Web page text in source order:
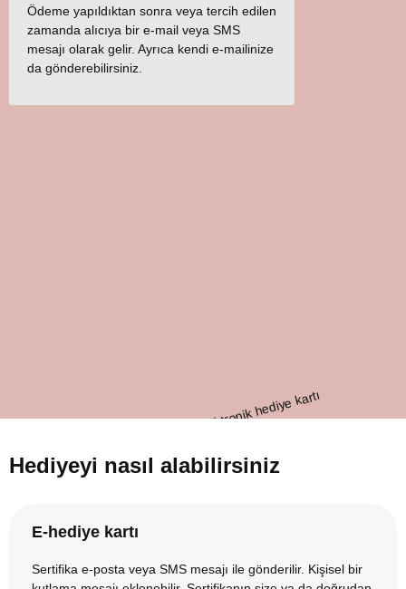
Ödeme yapıldıktan sonra veya tercih edilen
zamanda alıcıya bir e-mail veya SMS
mesajı olarak gelir. Ayrıca kendi e-mailinize
da gönderebilirsiniz.
Hediyeyi nasıl alabilirsiniz
E-hediye kartı
Sertifika e-posta veya SMS mesajı ile gönderilir. Kişisel bir